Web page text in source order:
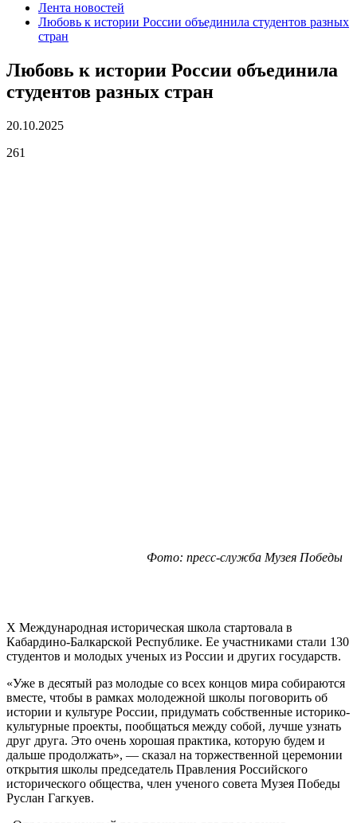
Лента новостей
Любовь к истории России объединила студентов разных
стран
Любовь к истории России объединила
студентов разных стран
20.10.2025
261
Фото: пресс-служба Музея Победы
X Международная историческая школа стартовала в
Кабардино-Балкарской Республике. Ее участниками стали 130
студентов и молодых ученых из России и других государств.
«Уже в десятый раз молодые со всех концов мира собираются
вместе, чтобы в рамках молодежной школы поговорить об
истории и культуре России, придумать собственные историко-
культурные проекты, пообщаться между собой, лучше узнать
друг друга. Это очень хорошая практика, которую будем и
дальше продолжать», — сказал на торжественной церемонии
открытия школы председатель Правления Российского
исторического общества, член ученого совета Музея Победы
Руслан Гагкуев.